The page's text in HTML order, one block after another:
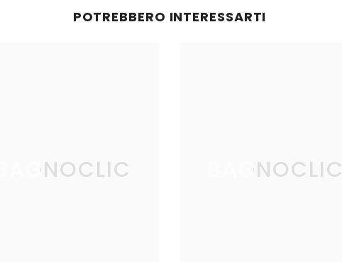
POTREBBERO INTERESSARTI
BAGNOCLIC BAGNOCLIC